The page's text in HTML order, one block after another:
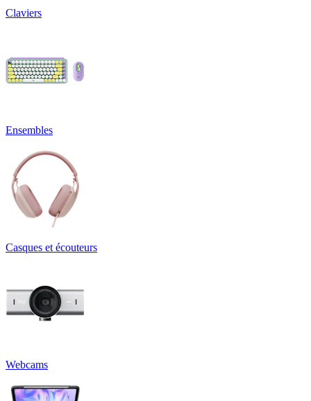
Claviers
Ensembles
Casques et écouteurs
Webcams